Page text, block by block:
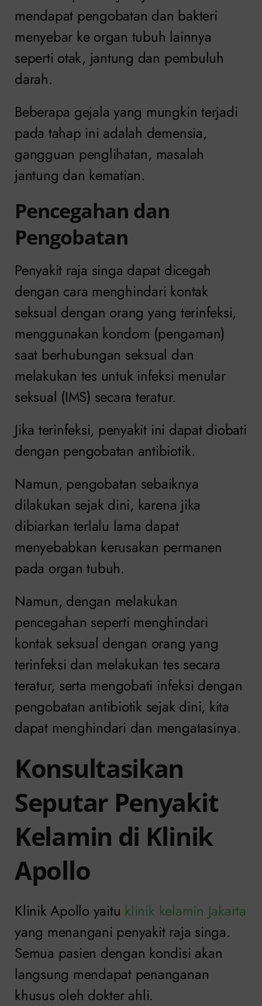
mendapat pengobatan dan bakteri
menyebar ke organ tubuh lainnya
seperti otak, jantung dan pembuluh
darah.
Beberapa gejala yang mungkin terjadi
pada tahap ini adalah demensia,
gangguan penglihatan, masalah
jantung dan kematian.
Pencegahan dan
Pengobatan
Penyakit raja singa dapat dicegah
dengan cara menghindari kontak
seksual dengan orang yang terinfeksi,
menggunakan kondom (pengaman)
saat berhubungan seksual dan
melakukan tes untuk infeksi menular
seksual (IMS) secara teratur.
Jika terinfeksi, penyakit ini dapat diobati
dengan pengobatan antibiotik.
Namun, pengobatan sebaiknya
dilakukan sejak dini, karena jika
dibiarkan terlalu lama dapat
menyebabkan kerusakan permanen
pada organ tubuh.
Namun, dengan melakukan
pencegahan seperti menghindari
kontak seksual dengan orang yang
terinfeksi dan melakukan tes secara
teratur, serta mengobati infeksi dengan
pengobatan antibiotik sejak dini, kita
dapat menghindari dan mengatasinya.
Konsultasikan
Seputar Penyakit
Kelamin di Klinik
Apollo
Klinik Apollo yaitu klinik kelamin Jakarta
yang menangani penyakit raja singa.
Semua pasien dengan kondisi akan
langsung mendapat penanganan
khusus oleh dokter ahli.